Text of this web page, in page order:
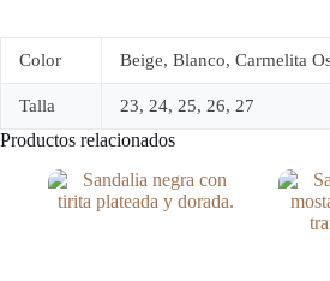
Color Beige, Blanco, Carmelita
Talla 23, 24, 25, 26, 27
Productos relacionados